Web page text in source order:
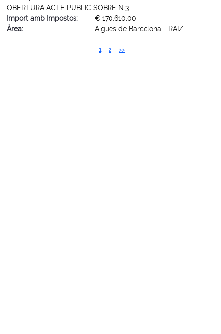
OBERTURA ACTE PÚBLIC SOBRE N.3
Import amb Impostos:
€ 170.610,00
Àrea:
Aigües de Barcelona - RAIZ
1 2 >>